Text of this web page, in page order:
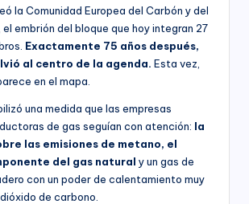
la Comunidad Europea del Carbón y del
embrión del bloque que hoy integran 27
Exactamente 75 años después,
al centro de la agenda. Esta vez,
en el mapa.
una medida que las empresas
de gas seguían con atención: la
las emisiones de metano, el
del gas natural y un gas de
con un poder de calentamiento muy
de carbono.